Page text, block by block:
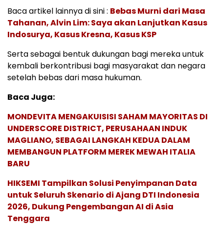
Baca artikel lainnya di sini : Bebas Murni dari Masa
Tahanan, Alvin Lim: Saya akan Lanjutkan Kasus
Indosurya, Kasus Kresna, Kasus KSP
Serta sebagai bentuk dukungan bagi mereka untuk
kembali berkontribusi bagi masyarakat dan negara
setelah bebas dari masa hukuman.
Baca Juga:
MONDEVITA MENGAKUISISI SAHAM MAYORITAS DI
UNDERSCORE DISTRICT, PERUSAHAAN INDUK
MAGLIANO, SEBAGAI LANGKAH KEDUA DALAM
MEMBANGUN PLATFORM MEREK MEWAH ITALIA
BARU
HIKSEMI Tampilkan Solusi Penyimpanan Data
untuk Seluruh Skenario di Ajang DTI Indonesia
2026, Dukung Pengembangan AI di Asia
Tenggara